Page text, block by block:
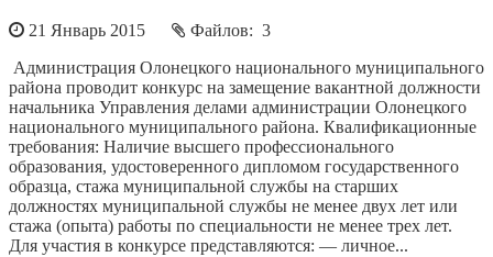
21 Январь 2015
Файлов: 3
Администрация Олонецкого национального муниципального
района проводит конкурс на замещение вакантной должности
начальника Управления делами администрации Олонецкого
национального муниципального района. Квалификационные
требования: Наличие высшего профессионального
образования, удостоверенного дипломом государственного
образца, стажа муниципальной службы на старших
должностях муниципальной службы не менее двух лет или
стажа (опыта) работы по специальности не менее трех лет.
Для участия в конкурсе представляются: — личное...